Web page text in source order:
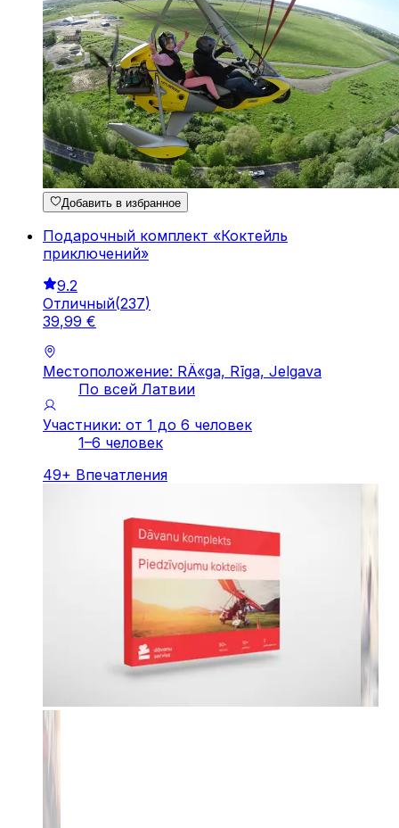
Добавить в избранное
Подарочный комплект «Коктейль
приключений»
9.2
Отличный(237)
39,99 €
Местоположение: RÄ«ga, Rīga, Jelgava
По всей Латвии
Участники: от 1 до 6 человек
1–6 человек
49+ Впечатления